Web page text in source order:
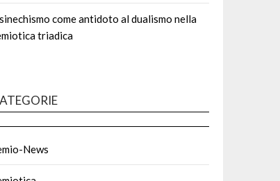
come antidoto al dualismo nella
triadica
News